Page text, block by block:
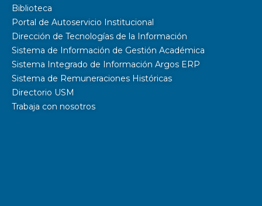
Biblioteca
Portal de Autoservicio Institucional
Dirección de Tecnologías de la Información
Sistema de Información de Gestión Académica
Sistema Integrado de Información Argos ERP
Sistema de Remuneraciones Históricas
Directorio USM
Trabaja con nosotros